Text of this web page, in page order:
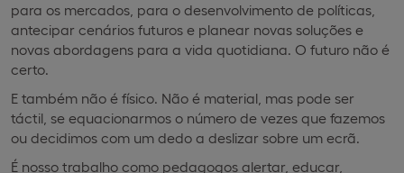
para os mercados, para o desenvolvimento de políticas,
antecipar cenários futuros e planear novas soluções e
novas abordagens para a vida quotidiana. O futuro não é
certo.
E também não é físico. Não é material, mas pode ser
táctil, se equacionarmos o número de vezes que fazemos
ou decidimos com um dedo a deslizar sobre um ecrã.
É nosso trabalho como pedagogos alertar, educar,